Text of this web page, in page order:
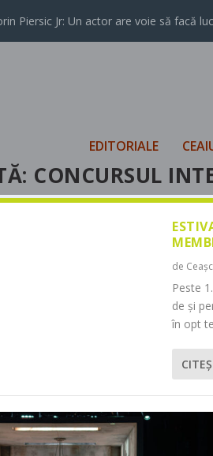
Piersic Jr: Un actor are voie să facă
EDITORIALE
CONCURSUL
de
Peste
de și
în opt